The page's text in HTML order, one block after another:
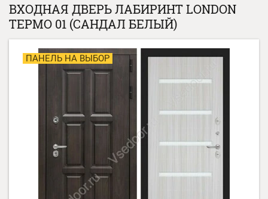
ВХОДНАЯ ДВЕРЬ ЛАБИРИНТ LONDON
ТЕРМО 01 (САНДАЛ БЕЛЫЙ)
ПАНЕЛЬ НА ВЫБОР